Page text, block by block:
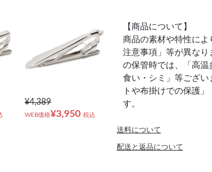
¥4,389
WEB価格¥3,950 税込
【商品について】
商品の素材や特性に
注意事項」等が異な
の保管時では、「高
食い・シミ」等ござい
トや布掛けでの保護
す。
送料について
配送と返品について